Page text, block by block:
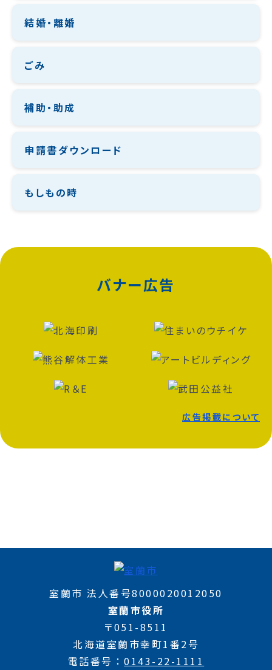
結婚・離婚
ごみ
補助・助成
申請書ダウンロード
もしもの時
バナー広告
広告掲載について
室蘭市 法人番号8000020012050
室蘭市役所
〒051-8511
北海道室蘭市幸町1番2号
電話番号
0143-22-1111